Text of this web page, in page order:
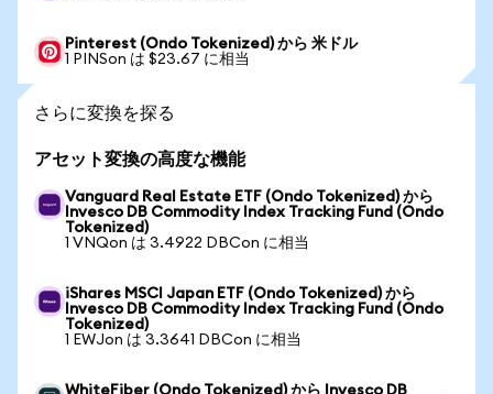
Pinterest (Ondo Tokenized) から 米ドル
1 PINSon は $23.67 に相当
さらに変換を探る
アセット変換の高度な機能
Vanguard Real Estate ETF (Ondo Tokenized) から
Invesco DB Commodity Index Tracking Fund (Ondo
Tokenized)
1 VNQon は 3.4922 DBCon に相当
iShares MSCI Japan ETF (Ondo Tokenized) から
Invesco DB Commodity Index Tracking Fund (Ondo
Tokenized)
1 EWJon は 3.3641 DBCon に相当
WhiteFiber (Ondo Tokenized) から Invesco DB